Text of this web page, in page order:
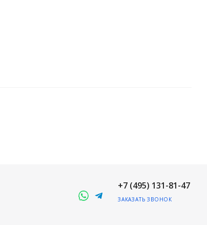
+7 (495) 131-81-47
ЗАКАЗАТЬ ЗВОНОК